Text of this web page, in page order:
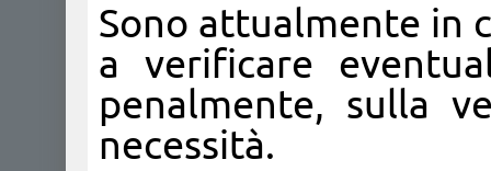
Sono attualmente in
a verificare
penalmente, sulla
necessità.